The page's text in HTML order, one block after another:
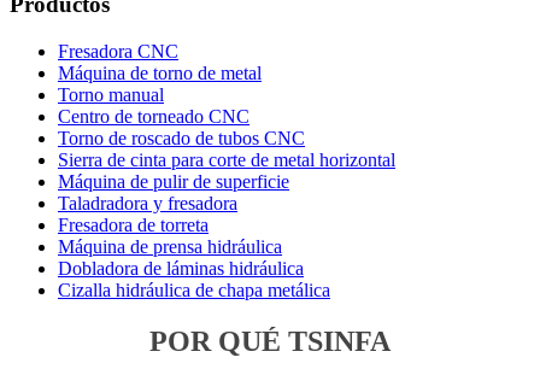
Fresadora CNC
Máquina de torno de metal
Torno manual
Centro de torneado CNC
Torno de roscado de tubos CNC
Sierra de cinta para corte de metal horizontal
Máquina de pulir de superficie
Taladradora y fresadora
Fresadora de torreta
Máquina de prensa hidráulica
Dobladora de láminas hidráulica
Cizalla hidráulica de chapa metálica
POR QUÉ TSINFA